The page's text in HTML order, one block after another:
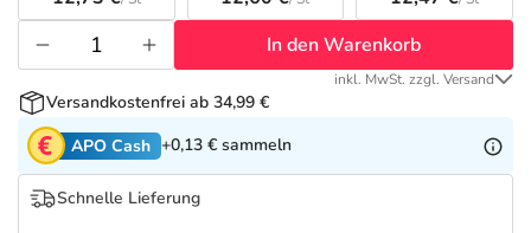
Tierapotheke
Vitamine & Mineralstoffe
Marken
Salus Deals
In den Warenkorb
inkl. MwSt. zzgl. Versand
Versandkostenfrei ab 34,99 €
APO Cash +0,13 € sammeln
Schnelle Lieferung